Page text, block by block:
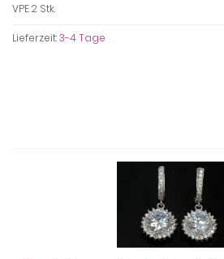
VPE 2 Stk.
Lieferzeit:3-4 Tage